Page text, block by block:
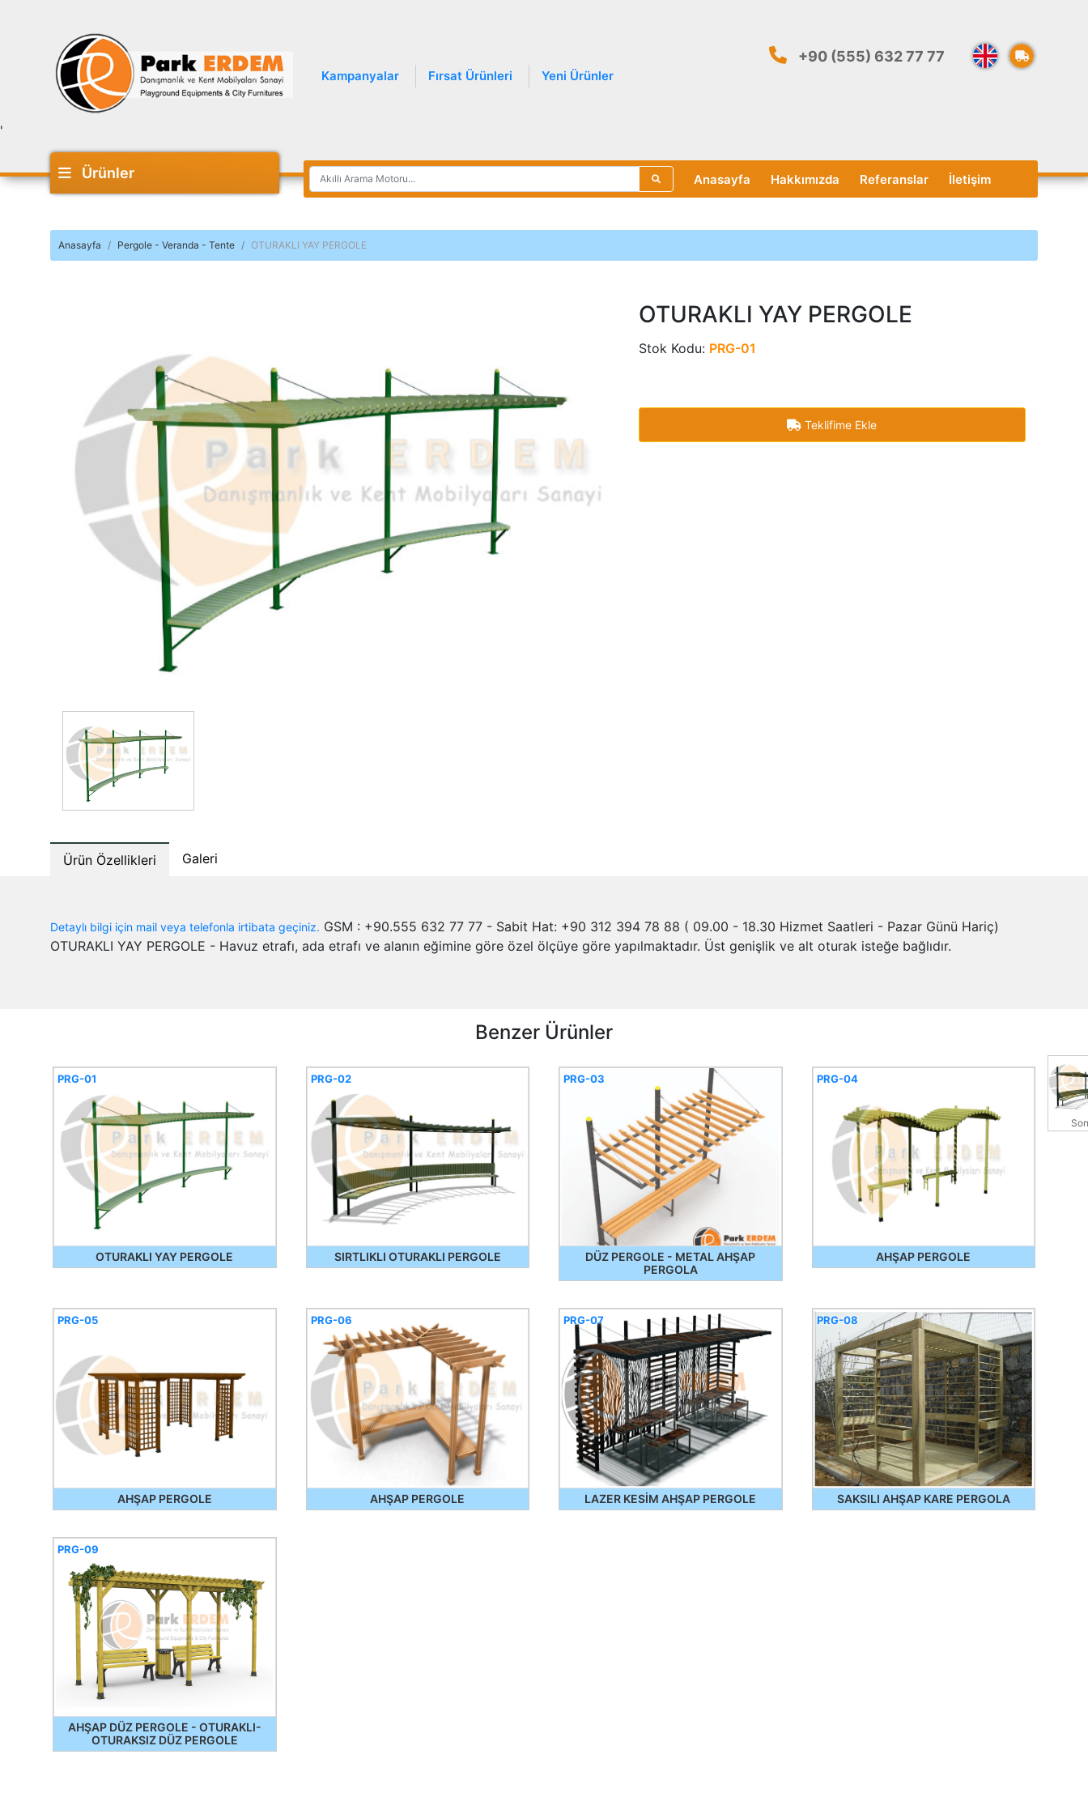
Kampanyalar Fırsat Ürünleri Yeni Ürünler
+90 (555) 632 77 77
'
Ürünler Anasayfa Hakkımızda Referanslar İletişim
Anasayfa Pergole - Veranda - Tente OTURAKLI YAY PERGOLE
OTURAKLI YAY PERGOLE
Stok Kodu: PRG-01
Teklifime Ekle
Ürün Özellikleri Galeri
Detaylı bilgi için mail veya telefonla irtibata geçiniz. GSM : +90.555 632 77 77 - Sabit Hat: +90 312 394 78 88 ( 09.00 - 18.30 Hizmet Saatleri - Pazar Günü Hariç)
OTURAKLI YAY PERGOLE - Havuz etrafı, ada etrafı ve alanın eğimine göre özel ölçüye göre yapılmaktadır. Üst genişlik ve alt oturak isteğe bağlıdır.
Benzer Ürünler
OTURAKLI YAY PERGOLE
PRG-01
SIRTLIKLI OTURAKLI PERGOLE
PRG-02
DÜZ PERGOLE - METAL AHŞAP
PERGOLA
PRG-03
AHŞAP PERGOLE
PRG-04
AHŞAP PERGOLE
PRG-05
AHŞAP PERGOLE
PRG-06
LAZER KESİM AHŞAP PERGOLE
PRG-07
SAKSILI AHŞAP KARE PERGOLA
PRG-08
AHŞAP DÜZ PERGOLE - OTURAKLI-
OTURAKSIZ DÜZ PERGOLE
PRG-09